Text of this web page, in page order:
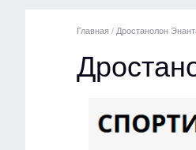
Главная / Дростанолон